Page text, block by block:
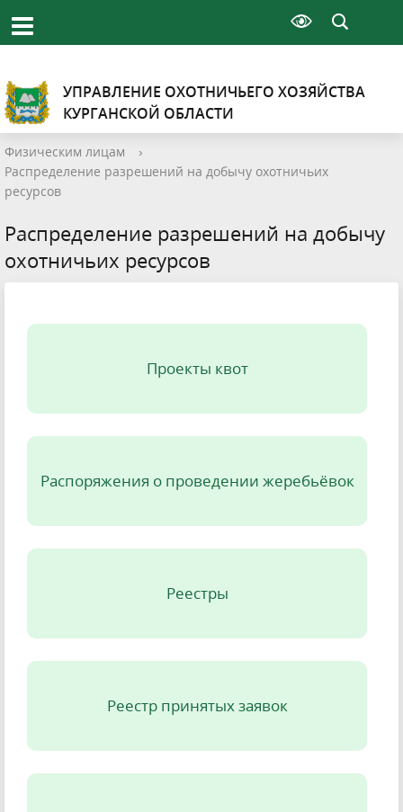
УПРАВЛЕНИЕ ОХОТНИЧЬЕГО ХОЗЯЙСТВА
КУРГАНСКОЙ ОБЛАСТИ
Физическим лицам
›
Распределение разрешений на добычу охотничьих
ресурсов
Распределение разрешений на добычу
охотничьих ресурсов
Проекты квот
Распоряжения о проведении жеребьёвок
Реестры
Реестр принятых заявок